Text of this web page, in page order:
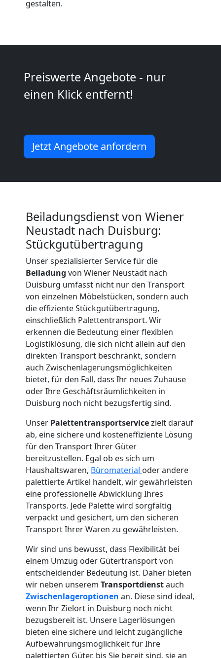
gestalten.
Preiswerte Angebote - nur
einen Klick entfernt!
Jetzt Angebote anfordern
Beiladungsdienst von Wiener
Neustadt nach Duisburg:
Stückgutübertragung
Unser spezialisierter Service für die
Beiladung von Wiener Neustadt nach
Duisburg umfasst nicht nur den Transport
von einzelnen Möbelstücken, sondern auch
die effiziente Stückgutübertragung,
einschließlich Palettentransport. Wir
erkennen die Bedeutung einer flexiblen
Logistiklösung, die sich nicht allein auf den
direkten Transport beschränkt, sondern
auch Zwischenlagerungsmöglichkeiten
bietet, für den Fall, dass Ihr neues Zuhause
oder Ihre Geschäftsräumlichkeiten in
Duisburg noch nicht bezugsfertig sind.
Unser Palettentransportservicezielt darauf
ab, eine sichere und kosteneffiziente Lösung
für den Transport Ihrer Güter
bereitzustellen. Egal ob es sich um
Haushaltswaren, Büromaterial oder andere
palettierte Artikel handelt, wir gewährleisten
eine professionelle Abwicklung Ihres
Transports. Jede Palette wird sorgfältig
verpackt und gesichert, um den sicheren
Transport Ihrer Waren zu gewährleisten.
Wir sind uns bewusst, dass Flexibilität bei
einem Umzug oder Gütertransport von
entscheidender Bedeutung ist. Daher bieten
wir neben unserem Transportdienstauch
Zwischenlageroptionen an. Diese sind ideal,
wenn Ihr Zielort in Duisburg noch nicht
bezugsbereit ist. Unsere Lagerlösungen
bieten eine sichere und leicht zugängliche
Aufbewahrungsmöglichkeit für Ihre
palettierten Güter, bis Sie bereit sind, sie an
Wiener
Neustadt
Wiener
Neustadt
und
Lagerung
Wiener
Neustadt
Full-
Service-
Umzug
Wiener
Neustadt
Qualitäts-
Umzüge
Wiener
Neustadt
Vereinsumzug
Wiener
Neustadt